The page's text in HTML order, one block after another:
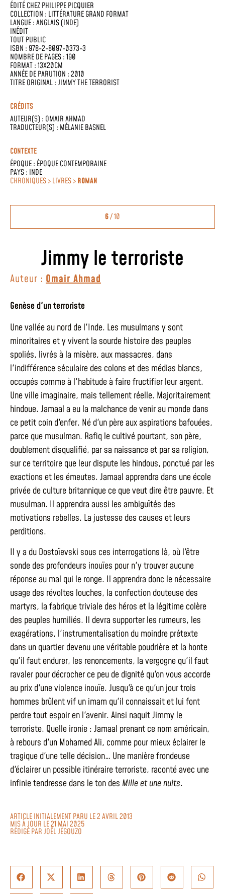
ÉDITÉ CHEZPHILIPPE PICQUIER
COLLECTION : LITTÉRATURE GRAND FORMAT
LANGUE :ANGLAIS (INDE)
INÉDIT
TOUT PUBLIC
ISBN : 978-2-8097-0373-3
NOMBRE DE PAGES : 190
FORMAT : 13X20CM
ANNÉE DE PARUTION : 2010
TITRE ORIGINAL : JIMMY THE TERRORIST
CRÉDITS
AUTEUR(S) : OMAIR AHMAD
TRADUCTEUR(S) : MÉLANIE BASNEL
CONTEXTE
ÉPOQUE : ÉPOQUE CONTEMPORAINE
PAYS : INDE
CHRONIQUES > LIVRES >ROMAN
6/ 10
Jimmy le terroriste
Auteur : Omair Ahmad
Genèse d'un terroriste
Une vallée au nord de l'Inde. Les musulmans y sont
minoritaires et y vivent la sourde histoire des peuples
spoliés, livrés à la misère, aux massacres, dans
l'indifférence séculaire des colons et des médias blancs,
occupés comme à l'habitude à faire fructifier leur argent.
Une ville imaginaire, mais tellement réelle. Majoritairement
hindoue. Jamaal a eu la malchance de venir au monde dans
ce petit coin d'enfer. Né d'un père aux aspirations bafouées,
parce que musulman. Rafiq le cultivé pourtant, son père,
doublement disqualifié, par sa naissance et par sa religion,
sur ce territoire que leur dispute les hindous, ponctué par les
exactions et les émeutes. Jamaal apprendra dans une école
privée de culture britannique ce que veut dire être pauvre. Et
musulman. Il apprendra aussi les ambiguïtés des
motivations rebelles. La justesse des causes et leurs
perditions.
Il y a du Dostoïevski sous ces interrogations là, où l'être
sonde des profondeurs inouïes pour n'y trouver aucune
réponse au mal qui le ronge. Il apprendra donc le nécessaire
usage des révoltes louches, la confection douteuse des
martyrs, la fabrique triviale des héros et la légitime colère
des peuples humiliés. Il devra supporter les rumeurs, les
exagérations, l'instrumentalisation du moindre prétexte
dans un quartier devenu une véritable poudrière et la honte
qu'il faut endurer, les renoncements, la vergogne qu'il faut
ravaler pour décrocher ce peu de dignité qu'on vous accorde
au prix d'une violence inouïe. Jusqu'à ce qu'un jour trois
hommes brûlent vif un imam qu'il connaissait et lui font
perdre tout espoir en l'avenir. Ainsi naquit Jimmy le
terroriste. Quelle ironie : Jamaal prenant ce nom américain,
à rebours d'un Mohamed Ali, comme pour mieux éclairer le
tragique d'une telle décision… Une manière frondeuse
d'éclairer un possible itinéraire terroriste, raconté avec une
infinie tendresse dans le ton des Mille et une nuits.
ARTICLE INITIALEMENT PARU LE 2 AVRIL 2013
MIS À JOUR LE 21 MAI 2025
RÉDIGÉ PARJOËL JÉGOUZO